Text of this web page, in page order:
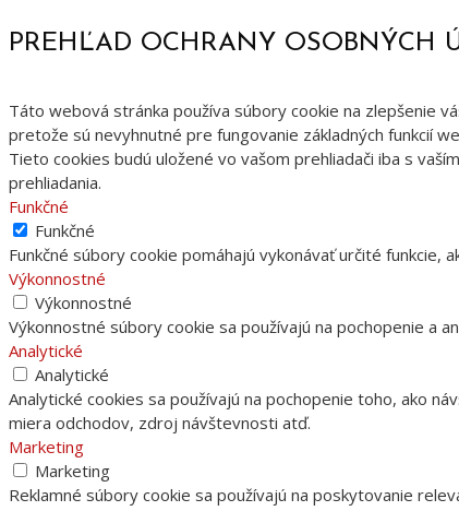
PREHĽAD OCHRANY OSOBNÝCH
Táto webová stránka používa súbory cookie na zlepšenie
pretože sú nevyhnutné pre fungovanie základných funkcií
Tieto cookies budú uložené vo vašom prehliadači iba s
prehliadania.
Funkčné
Funkčné
Funkčné súbory cookie pomáhajú vykonávať určité
Výkonnostné
Výkonnostné
Výkonnostné súbory cookie sa používajú na pochopenie a
Analytické
Analytické
Analytické cookies sa používajú na pochopenie toho, ako
miera odchodov, zdroj návštevnosti atď.
Marketing
Marketing
Reklamné súbory cookie sa používajú na poskytovanie